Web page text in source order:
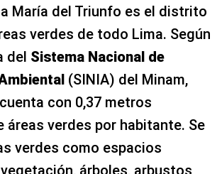
María del Triunfo es el distrito
verdes de todo Lima. Según
del Sistema Nacional de
(SINIA) del Minam,
con 0,37 metros
áreas verdes por habitante. Se
verdes como espacios
árboles, arbustos